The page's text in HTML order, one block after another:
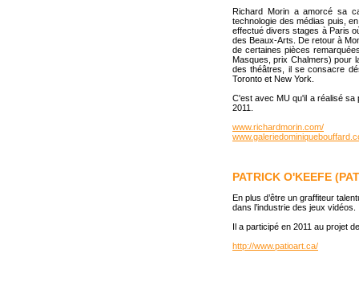
Richard Morin a amorcé sa
technologie des médias puis,
effectué divers stages à Paris
des Beaux-Arts. De retour à
de certaines pièces
Masques, prix Chalmers) pour
des théâtres, il se consacre
Toronto et New York.
C'est avec MU qu'il a réalisé sa
2011.
www.richardmorin.com/
PATRICK O'KEEFE
En plus d’être un graffiteur
dans l’industrie des jeux vidéos.
Il a participé en 2011 au projet
http://www.patioart.ca/